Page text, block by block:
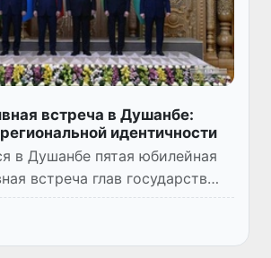
встреча в Душанбе:
идентичности
в Душанбе пятая юбилейная
встреча глав государств
символизирует начало
этапа региональной
закладывая п...